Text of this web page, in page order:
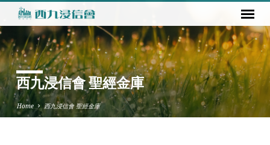
西九浸信會 聖經金庫
Home 西九浸信會 聖經金庫